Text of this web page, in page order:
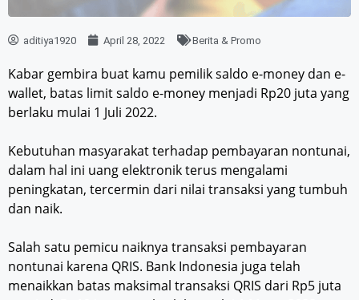
aditiya1920 April 28, 2022 Berita & Promo
Kabar gembira buat kamu pemilik saldo e-money dan e-
wallet, batas limit saldo e-money menjadi Rp20 juta yang
berlaku mulai 1 Juli 2022.
Kebutuhan masyarakat terhadap pembayaran nontunai,
dalam hal ini uang elektronik terus mengalami
peningkatan, tercermin dari nilai transaksi yang tumbuh
dan naik.
Salah satu pemicu naiknya transaksi pembayaran
nontunai karena QRIS. Bank Indonesia juga telah
menaikkan batas maksimal transaksi QRIS dari Rp5 juta